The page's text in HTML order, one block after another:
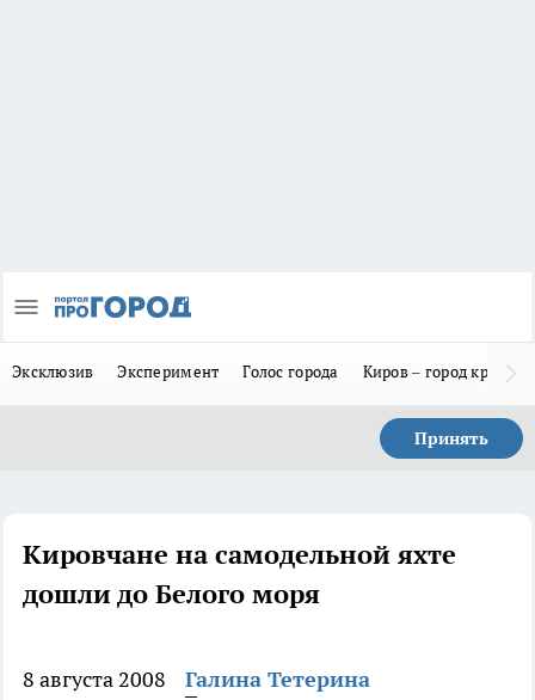
Эксклюзив Эксперимент Голос города Киров – город
Принять
Кировчане на самодельной яхте
дошли до Белого моря
8 августа 2008 Галина Тетерина